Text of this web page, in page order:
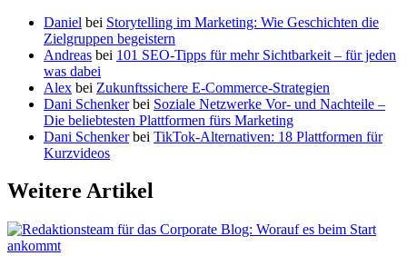
Daniel bei Storytelling im Marketing: Wie Geschichten die
Zielgruppen begeistern
Andreas bei 101 SEO-Tipps für mehr Sichtbarkeit – für jeden
was dabei
Alex bei Zukunftssichere E-Commerce-Strategien
Dani Schenkerbei Soziale Netzwerke Vor- und Nachteile –
Die beliebtesten Plattformen fürs Marketing
Dani Schenkerbei TikTok-Alternativen: 18 Plattformen für
Kurzvideos
Weitere Artikel